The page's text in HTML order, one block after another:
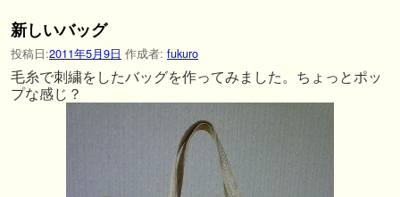
新しいバッグ
投稿日:2011年5月9日 作成者: fukuro
毛糸で刺繍をしたバッグを作ってみました。ちょっとポッ
プな感じ？